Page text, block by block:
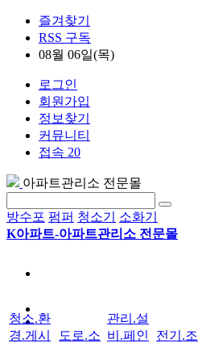
즐겨찾기
RSS 구독
08월 06일(목)
로그인
회원가입
정보찾기
커뮤니티
접속 20
아파트관리소 전문몰
방수포 펌퍼 청소기
소화기
K아파트-아파트관리소 전문몰
청소.환
경.게시
도로.소
관리.설
비.페인
전기.조